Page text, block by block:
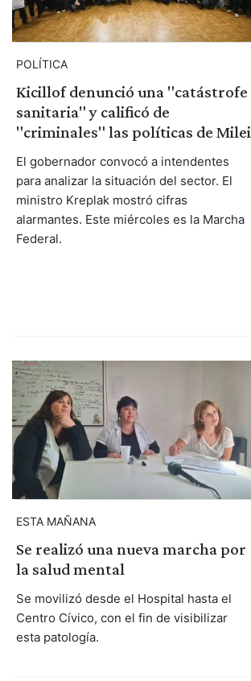
POLÍTICA
Kicillof denunció una "catástrofe
sanitaria" y calificó de
"criminales" las políticas de Milei
El gobernador convocó a intendentes
para analizar la situación del sector. El
ministro Kreplak mostró cifras
alarmantes. Este miércoles es la Marcha
Federal.
ESTA MAÑANA
Se realizó una nueva marcha por
la salud mental
Se movilizó desde el Hospital hasta el
Centro Cívico, con el fin de visibilizar
esta patología.